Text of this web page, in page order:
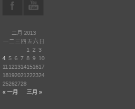
二月 2013
一 二 三 四 五六 日
« 一月 三月 »
1 2 3
4 5 6 7 8 9 10
11 121314151617
18192021 222324
25262728